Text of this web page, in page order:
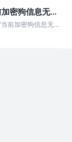
密狗信息无
前加密狗信息无